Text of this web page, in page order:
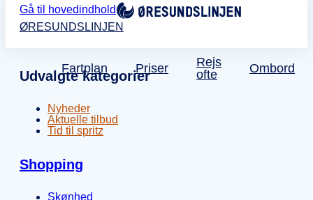
Gå til hovedindhold
ØRESUNDSLINJEN
Fartplan Priser
Rejs
ofte
Ombord
Udvalgte kategorier
Nyheder
Aktuelle tilbud
Tid til spritz
Shopping
Skønhed